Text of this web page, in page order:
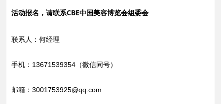
活动报名，请联系CBE中国美容博览会组委会
联系人：何经理
手机：13671539354（微信同号）
邮箱：3001753925@qq.com